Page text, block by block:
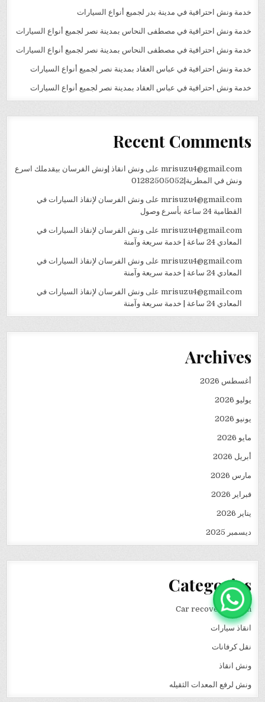
خدمة ونش احترافية في مدينة بدر لجميع أنواع السيارات
خدمة ونش احترافية في مصطفى النحاس بمدينة نصر لجميع أنواع السيارات
خدمة ونش احترافية في مصطفى النحاس بمدينة نصر لجميع أنواع السيارات
خدمة ونش احترافية في عباس العقاد بمدينة نصر لجميع أنواع السيارات
خدمة ونش احترافية في عباس العقاد بمدينة نصر لجميع أنواع السيارات
Recent Comments
mrisuzu4@gmail.comعلى ونش انقاذ |ونش الفرسان بيقدملك اسرع
ونش في المطرية|01282505052
mrisuzu4@gmail.comعلى ونش الفرسان لإنقاذ السيارات في
القطامية 24 ساعة بأسرع وصول
mrisuzu4@gmail.comعلى ونش الفرسان لإنقاذ السيارات في
المعادي 24 ساعة | خدمة سريعة وآمنة
mrisuzu4@gmail.comعلى ونش الفرسان لإنقاذ السيارات في
المعادي 24 ساعة | خدمة سريعة وآمنة
mrisuzu4@gmail.comعلى ونش الفرسان لإنقاذ السيارات في
المعادي 24 ساعة | خدمة سريعة وآمنة
Archives
أغسطس 2026
يوليو 2026
يونيو 2026
مايو 2026
أبريل 2026
مارس 2026
فبراير 2026
يناير 2026
ديسمبر 2025
Categories
Car recovery winch
انقاذ سيارات
نقل كرفانات
ونش انقاذ
ونش لرفع المعدات الثقيله